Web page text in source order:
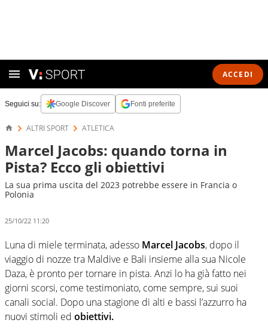
ACCEDI
Seguici su: Google Discover Fonti preferite
ALTRI SPORT ATLETICA
Marcel Jacobs: quando torna in
Pista? Ecco gli obiettivi
La sua prima uscita del 2023 potrebbe essere in Francia o
Polonia
25/10/22 11:20
Luna di miele terminata, adesso Marcel Jacobs, dopo il
viaggio di nozze tra Maldive e Bali insieme alla sua Nicole
Daza, è pronto per tornare in pista. Anzi lo ha già fatto nei
giorni scorsi, come testimoniato, come sempre, sui suoi
canali social. Dopo una stagione di alti e bassi l’azzurro ha
nuovi stimoli ed obiettivi.